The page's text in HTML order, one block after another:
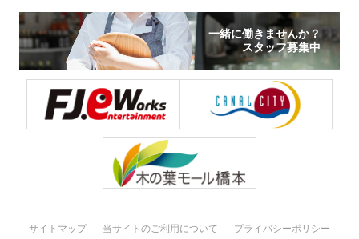
一緒に働きませんか？
スタッフ募集中
サイトマップ 当サイトのご利用について プライバシーポリシー